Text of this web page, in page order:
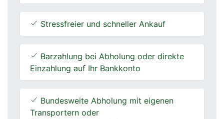
Stressfreier und schneller Ankauf
Barzahlung bei Abholung oder direkte
Einzahlung auf Ihr Bankkonto
Bundesweite Abholung mit eigenen
Transportern oder